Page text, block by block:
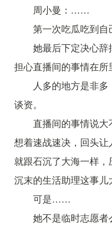
周小曼：……
第一次吃瓜吃到自
她最后下定决心
担心直播间的事情在所
人多的地方是非
谈资。
直播间的事情说
想着速战速决，回头
就跟石沉了大海一样
沉末的生活助理这事儿
可是……
她不是临时志愿者